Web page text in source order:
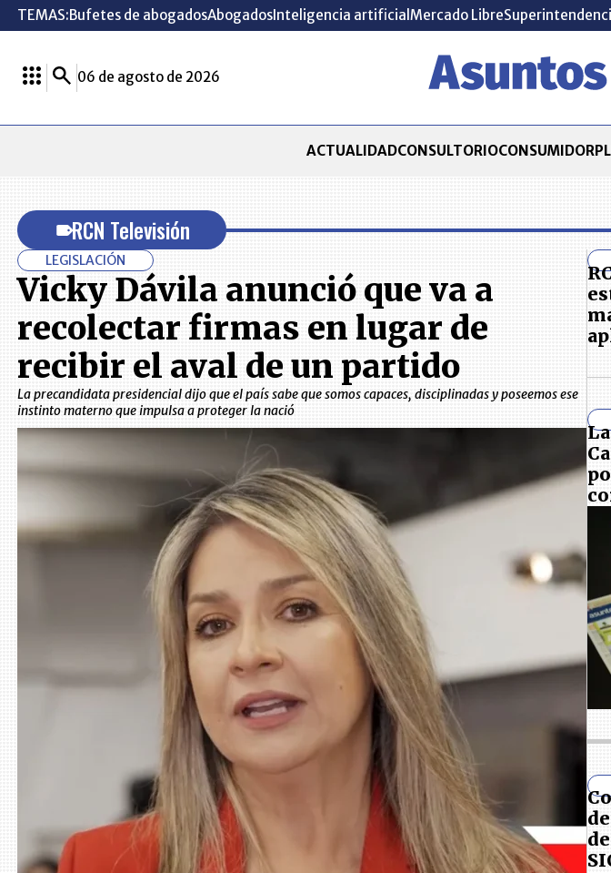
TEMAS:Bufetes de abogadosAbogadosInteligencia artificial Mercado Libre
06 de agosto de 2026
ACTUALIDADCONSULTORIOCONSUMIDOR
RCN Televisión
LEGISLACIÓN
Vicky Dávila anunció que va a
recolectar firmas en lugar de
recibir el aval de un partido
La precandidata presidencial dijo que el país sabe que somos capaces, disciplinadas y poseemos ese
instinto materno que impulsa a proteger la nació